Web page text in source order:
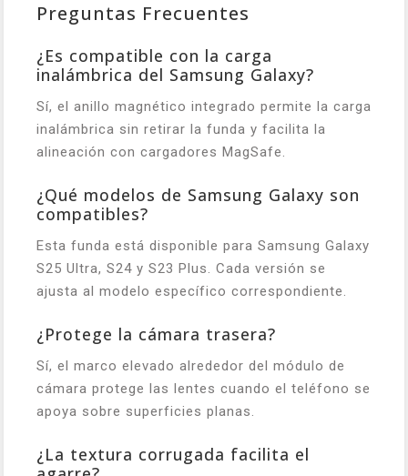
Preguntas Frecuentes
¿Es compatible con la carga
inalámbrica del Samsung Galaxy?
Sí, el anillo magnético integrado permite la carga
inalámbrica sin retirar la funda y facilita la
alineación con cargadores MagSafe.
¿Qué modelos de Samsung Galaxy son
compatibles?
Esta funda está disponible para Samsung Galaxy
S25 Ultra, S24 y S23 Plus. Cada versión se
ajusta al modelo específico correspondiente.
¿Protege la cámara trasera?
Sí, el marco elevado alrededor del módulo de
cámara protege las lentes cuando el teléfono se
apoya sobre superficies planas.
¿La textura corrugada facilita el